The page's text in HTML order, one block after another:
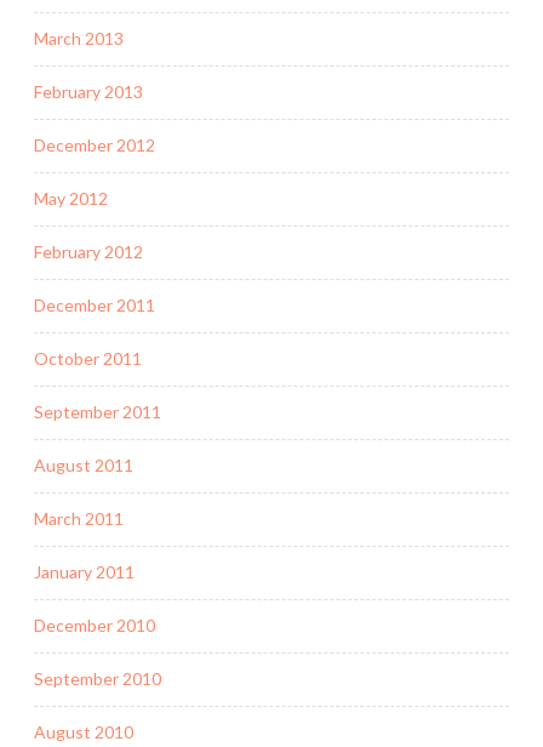
March 2013
February 2013
December 2012
May 2012
February 2012
December 2011
October 2011
September 2011
August 2011
March 2011
January 2011
December 2010
September 2010
August 2010